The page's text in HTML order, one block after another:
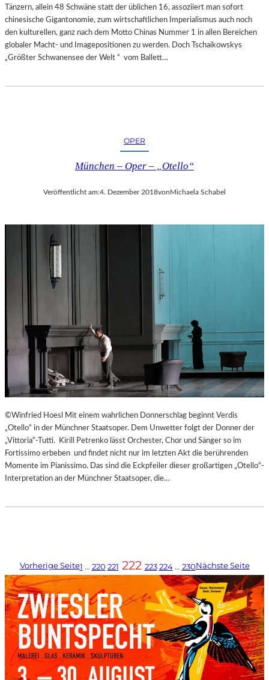
Tänzern, allein 48 Schwäne statt der üblichen 16, assoziiert man sofort
chinesische Gigantonomie, zum wirtschaftlichen Imperialismus auch noch
den kulturellen, ganz nach dem Motto Chinas Nummer 1 in allen Bereichen
globaler Macht- und Imagepositionen zu werden. Doch Tschaikowskys
„Größter Schwanensee der Welt “ vom Ballett…
OPER
München – Oper – „Otello“
Veröffentlicht am:4. Dezember 2018vonMichaela Schabel
©Winfried Hoesl Mit einem wahrlichen Donnerschlag beginnt Verdis
„Otello“ in der Münchner Staatsoper. Dem Unwetter folgt der Donner der
„Vittoria“-Tutti. Kirill Petrenko lässt Orchester, Chor und Sänger so im
Fortissimo erbeben und findet nicht nur im letzten Akt die berührenden
Momente im Pianissimo. Das sind die Eckpfeiler dieser großartigen „Otello“-
Interpretation an der Münchner Staatsoper, die…
Vorherige Seite1 … 220 221 222 223 224 … 230Nächste Seite